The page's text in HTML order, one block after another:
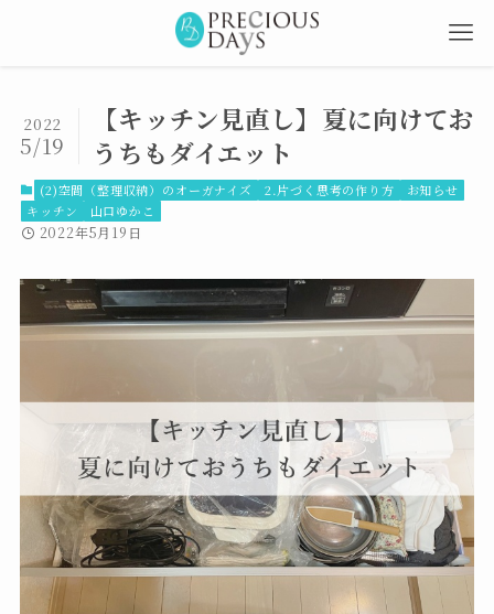
【キッチン見直し】夏に向けてお
うちもダイエット
2022
5/19
(2)空間（整理収納）のオーガナイズ 2.片づく思考の作り方
お知らせ
キッチン
山口ゆかこ
2022年5月19日